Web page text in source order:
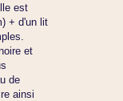
est
+ d'un lit
et
de
ainsi